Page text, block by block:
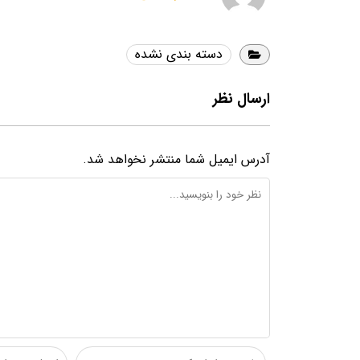
دسته بندی نشده
ارسال نظر
آدرس ایمیل شما منتشر نخواهد شد.